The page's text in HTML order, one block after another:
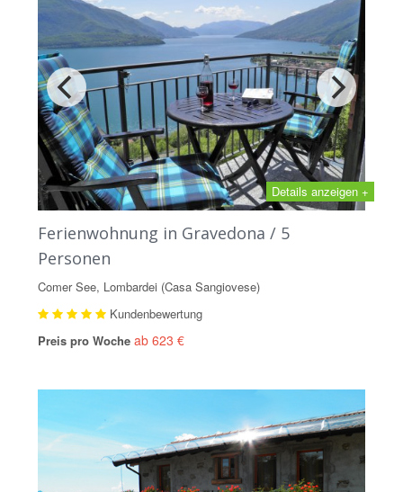
Details anzeigen +
Ferienwohnung in Gravedona / 5
Personen
Comer See, Lombardei (Casa Sangiovese)
Kundenbewertung
Preis pro Woche ab 623 €